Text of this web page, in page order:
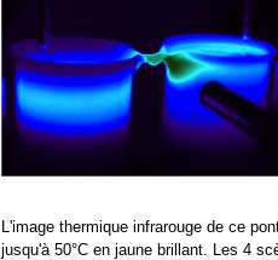
L'image thermique infrarouge de ce
jusqu'à 50°C en jaune brillant. Les 4